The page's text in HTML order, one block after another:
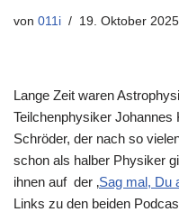
von 011i 19. Oktober 2025
Lange Zeit waren
Teilchenphysiker
Schröder, der nach so
schon als halber Physiker
ihnen auf der ‚Sag mal, Du
Links zu den beiden